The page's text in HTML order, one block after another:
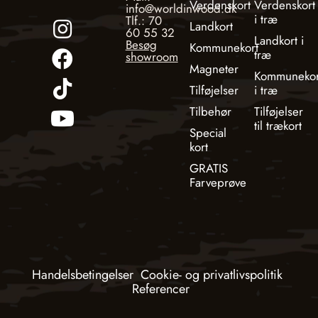
info@worldinwood.dk
Tlf.: 70
60 55 32
Besøg
showroom
Verdenskort
Landkort
Kommunekort
Magneter
Tilføjelser
Tilbehør
Special
kort
GRATIS
Farveprøve
Verdenskort
i træ
Landkort i
træ
i træ
Tilføjelser
til trækort
Handelsbetingelser Cookie- og privatlivspolitik
Referencer